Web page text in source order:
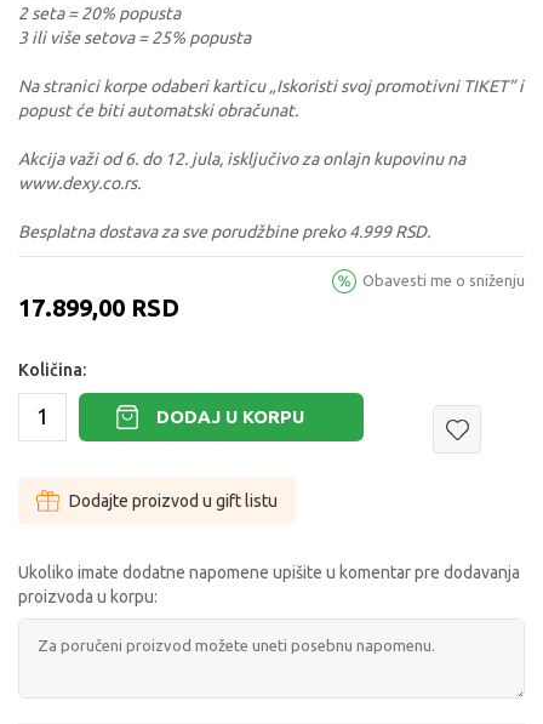
2 seta = 20% popusta
3 ili više setova = 25% popusta
Na stranici korpe odaberi karticu „Iskoristi svoj promotivni TIKET“ i
popust će biti automatski obračunat.
Akcija važi od 6. do 12. jula, isključivo za onlajn kupovinu na
www.dexy.co.rs.
Besplatna dostava za sve porudžbine preko 4.999 RSD.
17.899,00 RSD
Obavesti me o sniženju
Količina:
DODAJ U KORPU
Dodajte proizvod u gift listu
Ukoliko imate dodatne napomene upišite u komentar pre dodavanja
proizvoda u korpu: